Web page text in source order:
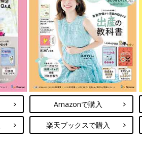
Amazonで購入
楽天ブックスで購入